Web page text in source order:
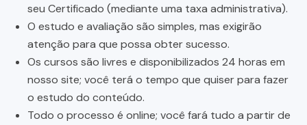
seu Certificado (mediante uma taxa administrativa).
O estudo e avaliação são simples, mas exigirão
atenção para que possa obter sucesso.
Os cursos são livres e disponibilizados 24 horas em
nosso site; você terá o tempo que quiser para fazer
o estudo do conteúdo.
Todo o processo é online; você fará tudo a partir de